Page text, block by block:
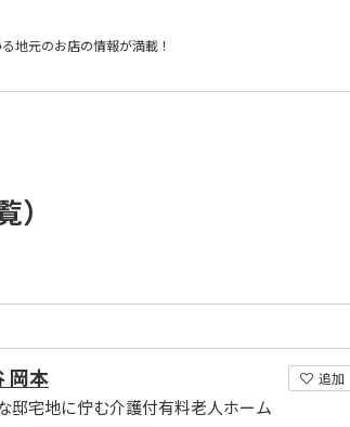
地元のお店の情報が満載！
追加
岡本
邸宅地に佇む介護付有料老人ホーム